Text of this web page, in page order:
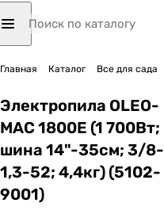
Главная Каталог Все для сада
Электропила OLEO-
MAC 1800E (1 700Вт;
шина 14"-35см; 3/8-
1,3-52; 4,4кг) (5102-
9001)